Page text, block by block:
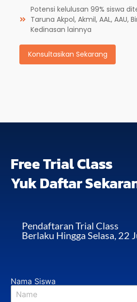
Potensi kelulusan 99% siswa
Taruna Akpol, Akmil, AAL, AAU,
Kedinasan lainnya
Konsultasikan Sekarang
Free Trial Class
Yuk Daftar
Pendaftaran Trial Class
Berlaku Hingga Selasa, 22
Nama Siswa